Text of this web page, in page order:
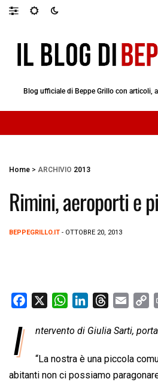
Blog ufficiale di Beppe Grillo con articoli,
Home > ARCHIVIO 2013
Rimini, aeroporti e
BEPPEGRILLO.IT - OTTOBRE 20, 2013
o
W
a
s
A
n
e
d
r
a
d
a
l
p
L
i
I ntervento di Giulia Sarti,
“La nostra è una piccola
abitanti non ci possiamo